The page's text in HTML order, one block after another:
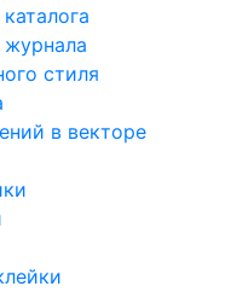
журнала
стиля
в векторе